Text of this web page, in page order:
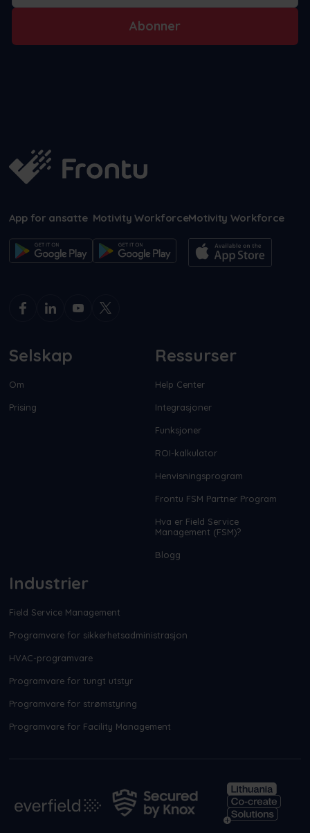
Abonner
App for ansatte Motivity WorkforceMotivity Workforce
Selskap
Om
Prising
Ressurser
Help Center
Integrasjoner
Funksjoner
ROI-kalkulator
Henvisningsprogram
Frontu FSM Partner Program
Hva er Field Service
Management (FSM)?
Blogg
Industrier
Field Service Management
Programvare for sikkerhetsadministrasjon
HVAC-programvare
Programvare for tungt utstyr
Programvare for strømstyring
Programvare for Facility Management